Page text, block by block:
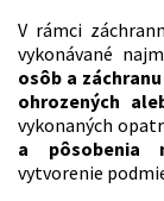
V rámci
vykonávané
osôb a
ohrozených
vykonaných
a pôsobenia
vytvorenie